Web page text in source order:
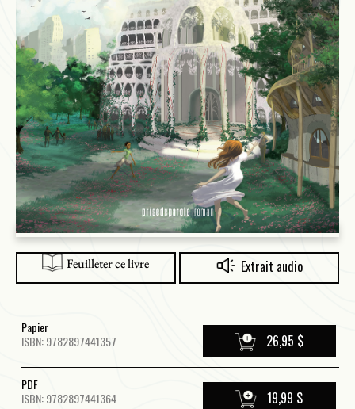
Feuilleter ce livre Extrait audio
Papier
ISBN: 9782897441357
26,95 $
PDF
ISBN: 9782897441364
19,99 $